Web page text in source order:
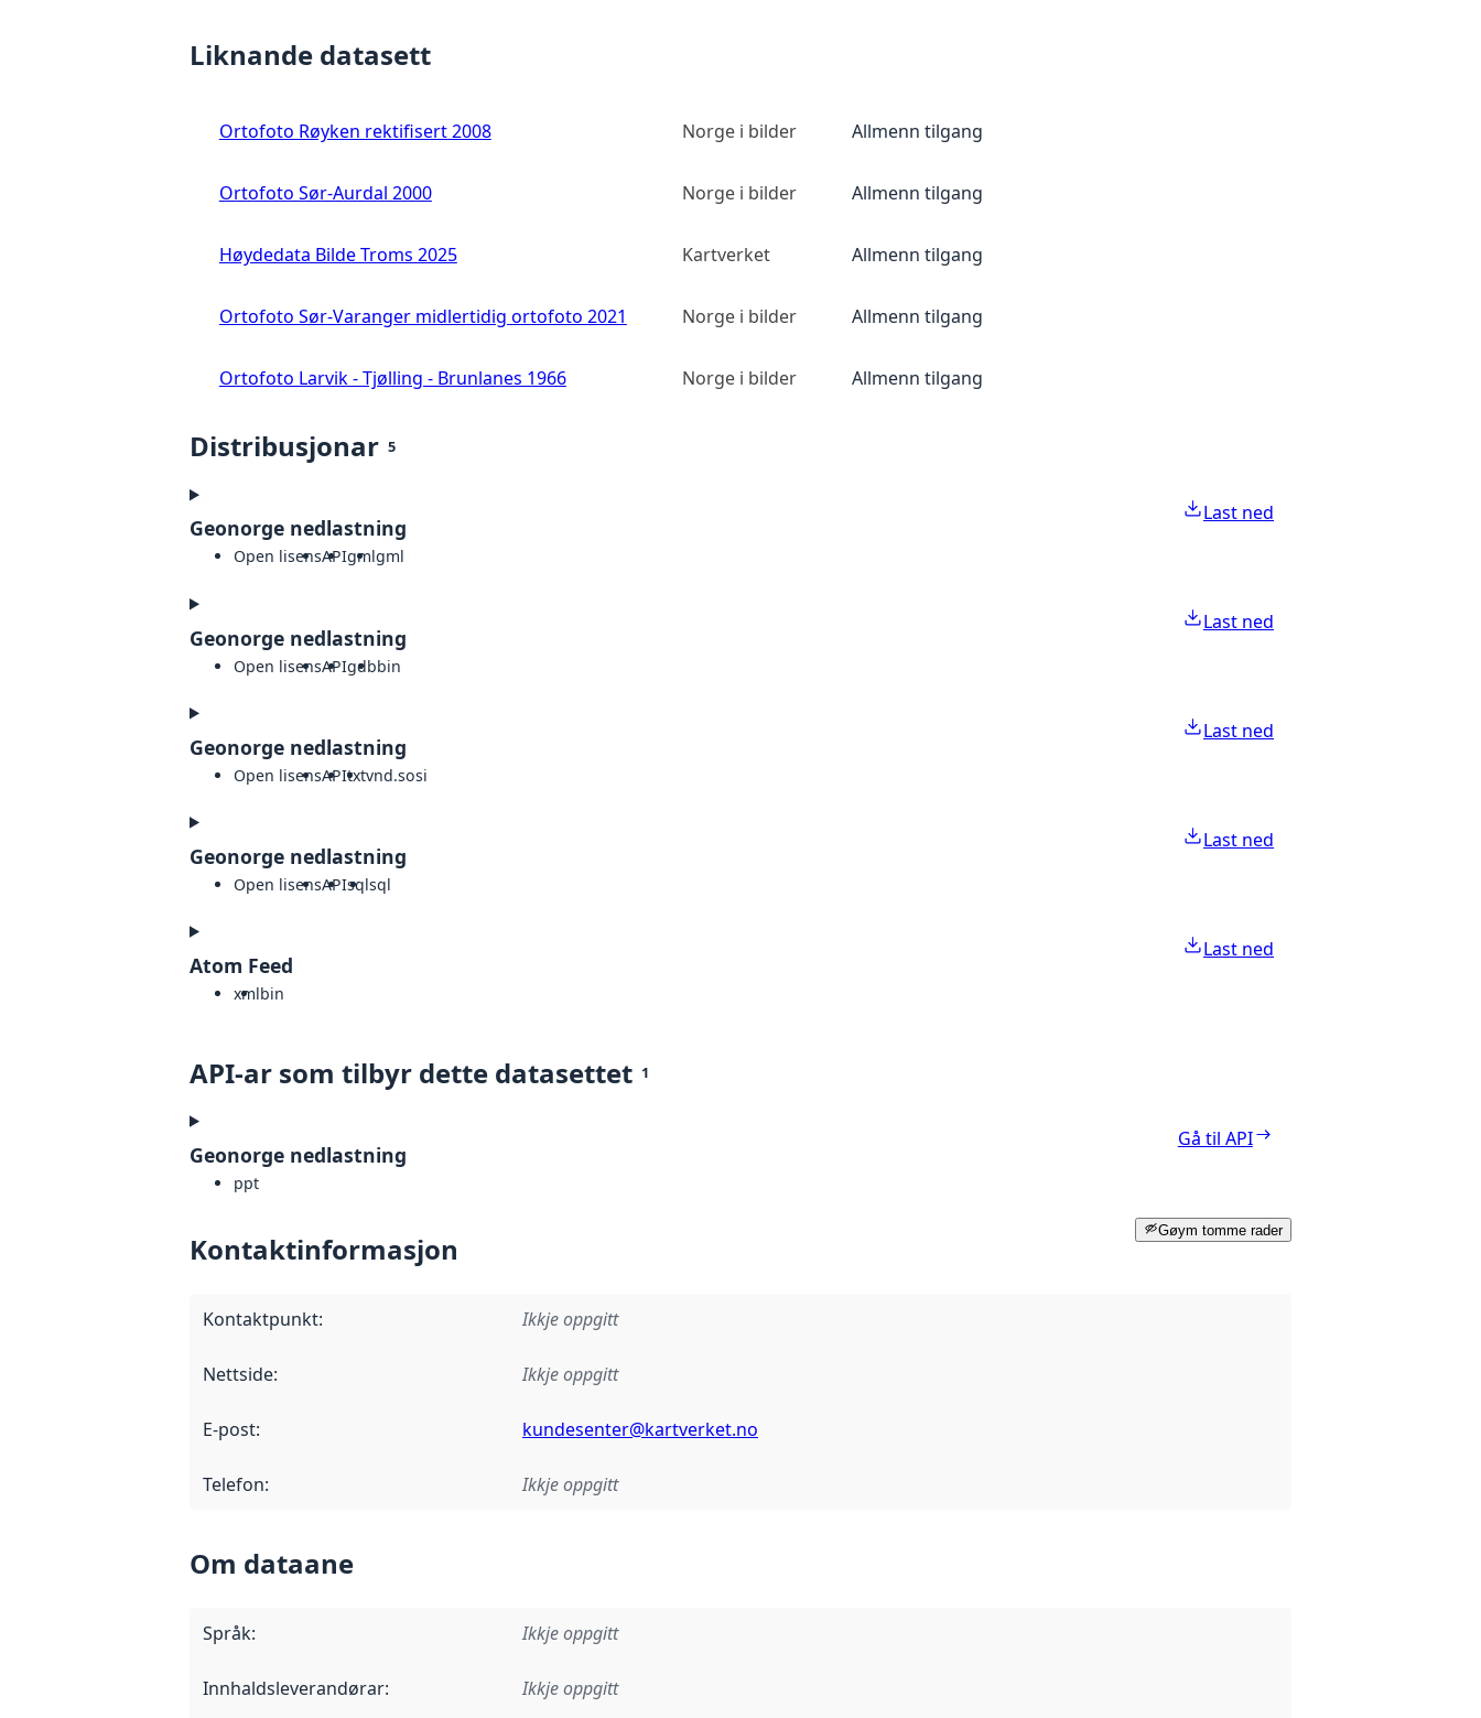
Liknande datasett
Ortofoto Røyken rektifisert 2008 Norge i bilder Allmenn tilgang
Ortofoto Sør-Aurdal 2000 Norge i bilder Allmenn tilgang
Høydedata Bilde Troms 2025 Kartverket Allmenn tilgang
Ortofoto Sør-Varanger midlertidig ortofoto 2021 Norge i bilder Allmenn tilgang
Ortofoto Larvik - Tjølling - Brunlanes 1966 Norge i bilder Allmenn tilgang
Distribusjonar 5
Geonorge nedlastning
Open lisensAPIgmlgml
Last ned
Geonorge nedlastning
Open lisensAPIgdbbin
Last ned
Geonorge nedlastning
Open lisensAPItxtvnd.sosi
Last ned
Geonorge nedlastning
Open lisensAPIsqlsql
Last ned
Atom Feed
xmlbin
Last ned
API-ar som tilbyr dette datasettet 1
Geonorge nedlastning
ppt
Gå til API
Gøym tomme rader
Kontaktinformasjon
Kontaktpunkt: Ikkje oppgitt
Nettside: Ikkje oppgitt
E-post: kundesenter@kartverket.no
Telefon: Ikkje oppgitt
Om dataane
Språk: Ikkje oppgitt
Innhaldsleverandørar: Ikkje oppgitt